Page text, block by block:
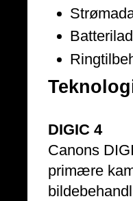
DIGIC 4
Canons
primære